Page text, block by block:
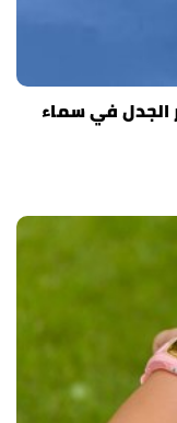
الجدل في سماء